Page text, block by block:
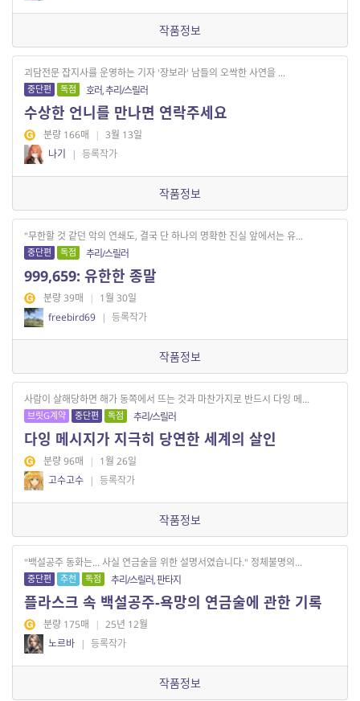
작품정보
괴담전문 잡지사를 운영하는 기자 '장보라' 남들의 오싹한 사연을 ...
중단편 독점 호러, 추리/스릴러
수상한 언니를 만나면 연락주세요
분량 166매 | 3월 13일
나기
| 등록작가
작품정보
"무한할 것 같던 악의 연쇄도, 결국 단 하나의 명확한 진실 앞에서는 유...
중단편 독점 추리/스릴러
999,659: 유한한 종말
분량 39매 | 1월 30일
freebird69 | 등록작가
작품정보
사람이 살해당하면 해가 동쪽에서 뜨는 것과 마찬가지로 반드시 다잉 메...
브릿G계약 중단편 독점 추리/스릴러
다잉 메시지가 지극히 당연한 세계의 살인
분량 96매 | 1월 26일
고수고수 | 등록작가
작품정보
"백설공주 동화는... 사실 연금술을 위한 설명서였습니다." 정체불명의...
중단편 추천 독점 추리/스릴러, 판타지
플라스크 속 백설공주-욕망의 연금술에 관한 기록
분량 175매 | 25년 12월
노르바 | 등록작가
작품정보